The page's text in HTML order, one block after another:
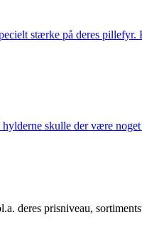
stærke på deres pillefyr.
skulle der være
deres prisniveau,